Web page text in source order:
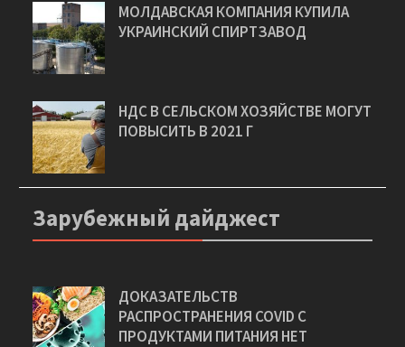
МОЛДАВСКАЯ КОМПАНИЯ КУПИЛА
УКРАИНСКИЙ СПИРТЗАВОД
НДС В СЕЛЬСКОМ ХОЗЯЙСТВЕ МОГУТ
ПОВЫСИТЬ В 2021 Г
Зарубежный дайджест
ДОКАЗАТЕЛЬСТВ
РАСПРОСТРАНЕНИЯ COVID С
ПРОДУКТАМИ ПИТАНИЯ НЕТ